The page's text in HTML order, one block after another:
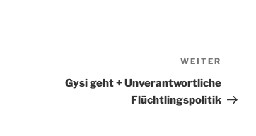
Beitrag
WEITER
Gysi geht + Unverantwortliche
Flüchtlingspolitik